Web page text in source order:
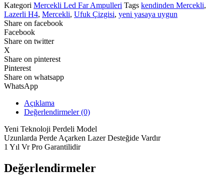
Kategori Mercekli Led Far Ampulleri Tags kendinden Mercekli,
Lazerli H4, Mercekli, Ufuk Çizgisi, yeni yasaya uygun
Share on facebook
Facebook
Share on twitter
X
Share on pinterest
Pinterest
Share on whatsapp
WhatsApp
Açıklama
Değerlendirmeler (0)
Yeni Teknoloji Perdeli Model
Uzunlarda Perde Açarken Lazer Desteğide Vardır
1 Yıl Vr Pro Garantilidir
Değerlendirmeler